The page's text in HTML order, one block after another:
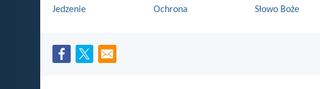
Jedzenie
Ochrona
Słowo Boże